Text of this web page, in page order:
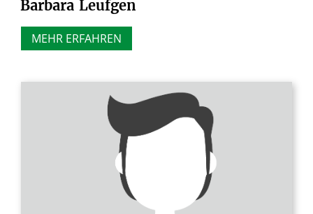
Barbara Leufgen
MEHR ERFAHREN